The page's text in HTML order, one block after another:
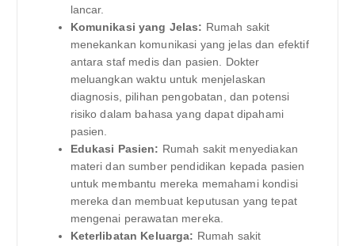
lancar.
Komunikasi yang Jelas: Rumah sakit
menekankan komunikasi yang jelas dan efektif
antara staf medis dan pasien. Dokter
meluangkan waktu untuk menjelaskan
diagnosis, pilihan pengobatan, dan potensi
risiko dalam bahasa yang dapat dipahami
pasien.
Edukasi Pasien: Rumah sakit menyediakan
materi dan sumber pendidikan kepada pasien
untuk membantu mereka memahami kondisi
mereka dan membuat keputusan yang tepat
mengenai perawatan mereka.
Keterlibatan Keluarga: Rumah sakit